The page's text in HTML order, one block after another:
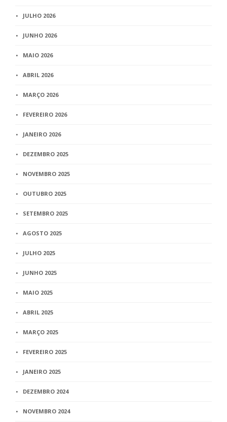
JULHO 2026
JUNHO 2026
MAIO 2026
ABRIL 2026
MARÇO 2026
FEVEREIRO 2026
JANEIRO 2026
DEZEMBRO 2025
NOVEMBRO 2025
OUTUBRO 2025
SETEMBRO 2025
AGOSTO 2025
JULHO 2025
JUNHO 2025
MAIO 2025
ABRIL 2025
MARÇO 2025
FEVEREIRO 2025
JANEIRO 2025
DEZEMBRO 2024
NOVEMBRO 2024